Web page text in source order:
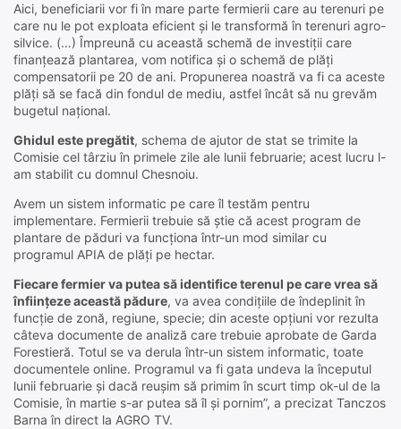
Aici, beneficiarii vor fi în mare parte fermierii care au terenuri pe
care nu le pot exploata eficient și le transformă în terenuri agro-
silvice. (…) Împreună cu această schemă de investiții care
finanțează plantarea, vom notifica și o schemă de plăți
compensatorii pe 20 de ani. Propunerea noastră va fi ca aceste
plăți să se facă din fondul de mediu, astfel încât să nu grevăm
bugetul național.
Ghidul este pregătit, schema de ajutor de stat se trimite la
Comisie cel târziu în primele zile ale lunii februarie; acest lucru l-
am stabilit cu domnul Chesnoiu.
Avem un sistem informatic pe care îl testăm pentru
implementare. Fermierii trebuie să știe că acest program de
plantare de păduri va funcționa într-un mod similar cu
programul APIA de plăți pe hectar.
Fiecare fermier va putea să identifice terenul pe care vrea să
înființeze această pădure, va avea condițiile de îndeplinit în
funcție de zonă, regiune, specie; din aceste opțiuni vor rezulta
câteva documente de analiză care trebuie aprobate de Garda
Forestieră. Totul se va derula într-un sistem informatic, toate
documentele online. Programul va fi gata undeva la începutul
lunii februarie și dacă reușim să primim în scurt timp ok-ul de la
Comisie, în martie s-ar putea să îl și pornim”, a precizat Tanczos
Barna în direct la AGRO TV.